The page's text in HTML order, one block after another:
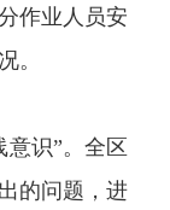
作业人员安
。
识”。全区
的问题，进